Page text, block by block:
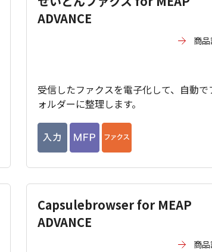
ADVANCE
商
受信したファクスを電子化して、自動で
ォルダーに整理します。
Capsulebrowser for MEAP
ADVANCE
商